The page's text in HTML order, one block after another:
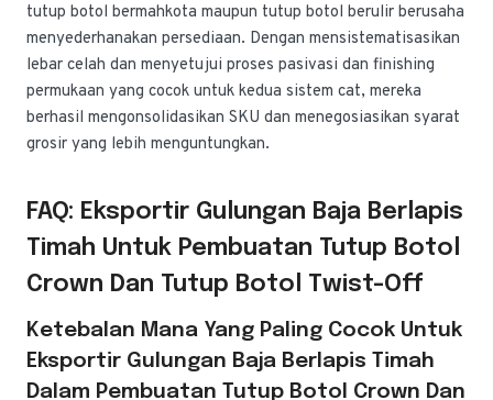
tutup botol bermahkota maupun tutup botol berulir berusaha
menyederhanakan persediaan. Dengan mensistematisasikan
lebar celah dan menyetujui proses pasivasi dan finishing
permukaan yang cocok untuk kedua sistem cat, mereka
berhasil mengonsolidasikan SKU dan menegosiasikan syarat
grosir yang lebih menguntungkan.
FAQ: Eksportir Gulungan Baja Berlapis
Timah Untuk Pembuatan Tutup Botol
Crown Dan Tutup Botol Twist-Off
Ketebalan Mana Yang Paling Cocok Untuk
Eksportir Gulungan Baja Berlapis Timah
Dalam Pembuatan Tutup Botol Crown Dan